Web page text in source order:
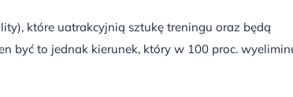
które uatrakcyjnią sztukę treningu oraz będą
być to jednak kierunek, który w 100 proc.